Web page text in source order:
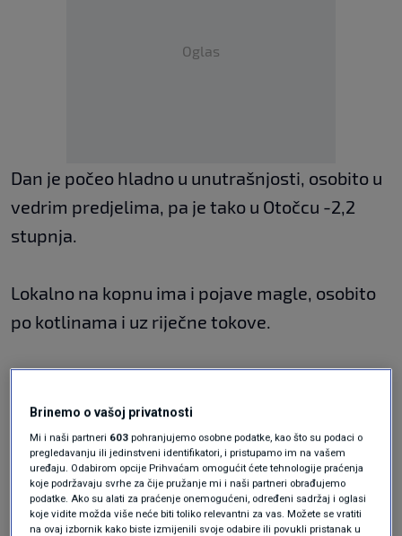
Oglas
Dan je počeo hladno u unutrašnjosti, osobito u
vedrim predjelima, pa je tako u Otočcu -2,2
stupnja.
Lokalno na kopnu ima i pojave magle, osobito
po kotlinama i uz riječne tokove.
do umjereno jaka bura, no prometna situacija
se normalizirala, prema izvještaju HAK-a.
U nastavku dana buru će zamijeniti
sjeverozapadnjak, što je uvod u mirniji i
Brinemo o vašoj privatnosti
Mi i naši partneri 603 pohranjujemo osobne podatke, kao što su podaci o
pregledavanju ili jedinstveni identifikatori, i pristupamo im na vašem
uređaju. Odabirom opcije Prihvaćam omogućit ćete tehnologije praćenja
koje podržavaju svrhe za čije pružanje mi i naši partneri obrađujemo
podatke. Ako su alati za praćenje onemogućeni, određeni sadržaj i oglasi
koje vidite možda više neće biti toliko relevantni za vas. Možete se vratiti
na ovaj izbornik kako biste izmijenili svoje odabire ili povukli pristanak u